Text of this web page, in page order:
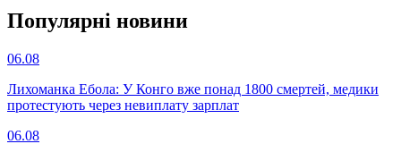
Популярнi новини
06.08
Лихоманка Ебола: У Конго вже понад 1800 смертей, медики
протестують через невиплату зарплат
06.08